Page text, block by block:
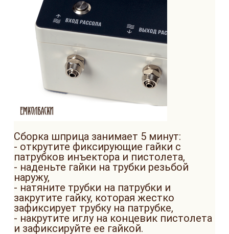
Сборка шприца занимает 5 минут:
- открутите фиксирующие гайки с
патрубков инъектора и пистолета,
- наденьте гайки на трубки резьбой
наружу,
- натяните трубки на патрубки и
закрутите гайку, которая жестко
зафиксирует трубку на патрубке,
- накрутите иглу на концевик пистолета
и зафиксируйте ее гайкой.